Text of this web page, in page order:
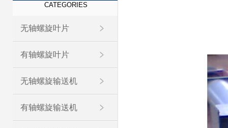
CATEGORIES
无轴螺旋叶片
有轴螺旋叶片
无轴螺旋输送机
有轴螺旋输送机